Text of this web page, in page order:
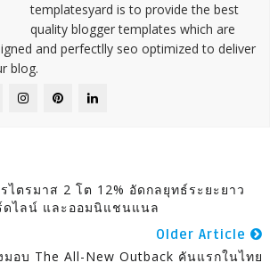
templatesyard is to provide the best
quality blogger templates which are
and perfectlly seo optimized to deliver
blog.
ไตรมาส 2 โต 12% อัดกลยุทธ์ระยะยาว
ดไลน์ และออมนิแชนแนล
Older Article
มอบ The All-New Outback คันแรกในไทย